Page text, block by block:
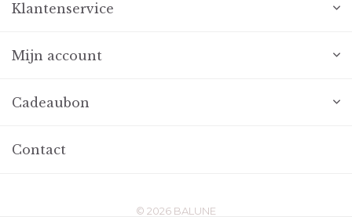
Klantenservice
Mijn account
Cadeaubon
Contact
© 2026 BALUNE